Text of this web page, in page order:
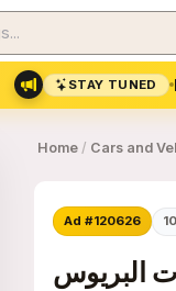
STAY TUNED
Home / Cars and
Ad #120626 10
اضافات البريوس